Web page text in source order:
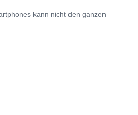
kann nicht den ganzen